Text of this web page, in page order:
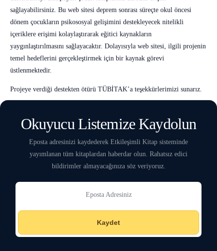
sağlayabilirsiniz. Bu web sitesi deprem sonrası süreçte okul öncesi
dönem çocukların psikososyal gelişimini destekleyecek nitelikli
içeriklere erişimi kolaylaştırarak eğitici kaynakların
yaygınlaştırılmasını sağlayacaktır. Dolayısıyla web sitesi, ilgili projenin
temel hedeflerini gerçekleştirmek için bir kaynak görevi
üstlenmektedir.
Projeye verdiği destekten ötürü TÜBİTAK’a teşekkürlerimizi sunarız.
Okuyucu Listemize Kaydolun
Eposta adresinizi kaydederek Etkileşimli Kitap sisteminde
yayımlanan tüm kitaplardan haberdar olun. Rahatsız edici
bildirimler almayacağınıza söz veriyoruz.
Kaydet